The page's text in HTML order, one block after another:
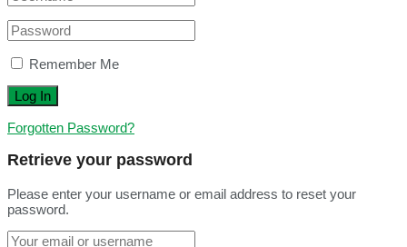
Remember Me
Forgotten Password?
Retrieve your password
Please enter your username or email address to reset your
password.